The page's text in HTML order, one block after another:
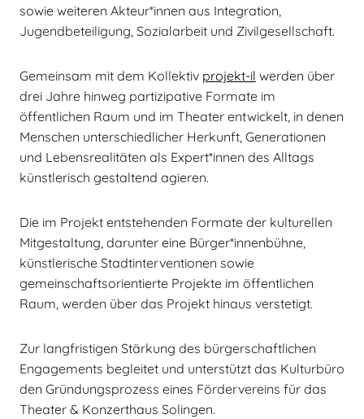
sowie weiteren Akteur*innen aus Integration,
Jugendbeteiligung, Sozialarbeit und Zivilgesellschaft.
Gemeinsam mit dem Kollektiv projekt-il werden über
drei Jahre hinweg partizipative Formate im
öffentlichen Raum und im Theater entwickelt, in denen
Menschen unterschiedlicher Herkunft, Generationen
und Lebensrealitäten als Expert*innen des Alltags
künstlerisch gestaltend agieren.
Die im Projekt entstehenden Formate der kulturellen
Mitgestaltung, darunter eine Bürger*innenbühne,
künstlerische Stadtinterventionen sowie
gemeinschaftsorientierte Projekte im öffentlichen
Raum, werden über das Projekt hinaus verstetigt.
Zur langfristigen Stärkung des bürgerschaftlichen
Engagements begleitet und unterstützt das Kulturbüro
den Gründungsprozess eines Fördervereins für das
Theater & Konzerthaus Solingen.